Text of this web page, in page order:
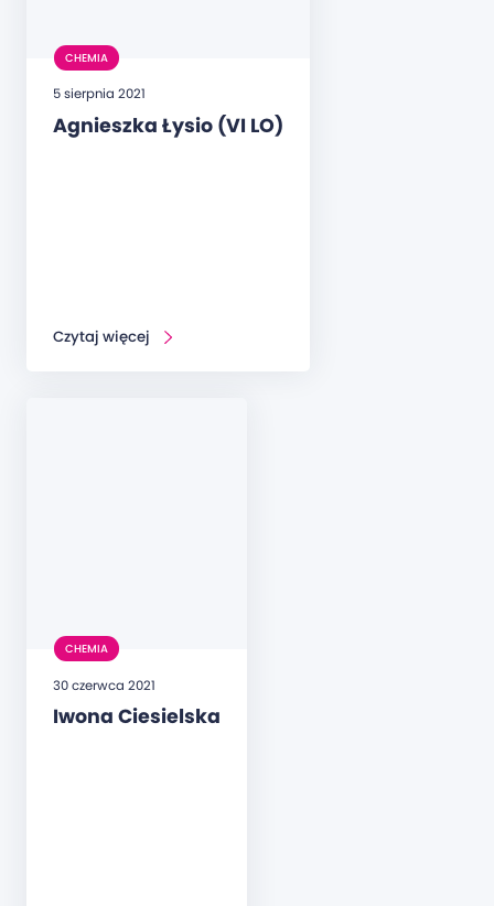
CHEMIA
5 sierpnia 2021
Agnieszka Łysio (VI LO)
Czytaj więcej
CHEMIA
30 czerwca 2021
Iwona Ciesielska